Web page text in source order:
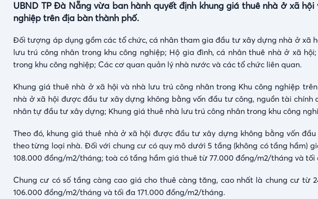
UBND TP Đà Nẵng vừa ban hành quyết định khung giá thuê nhà ở xã
nghiệp trên địa bàn thành phố.
Đối tượng áp dụng gồm các tổ chức, cá nhân tham gia đầu tư xây dựng nhà ở xã
lưu trú công nhân trong khu công nghiệp; Hộ gia đình, cá nhân thuê nhà ở xã
trong khu công nghiệp; Các cơ quan quản lý nhà nước và các tổ chức liên quan.
Khung giá thuê nhà ở xã hội và nhà lưu trú công nhân trong Khu công nghiệp
nhà ở xã hội được đầu tư xây dựng không bằng vốn đầu tư công, nguồn tài chính
nhân tự đầu tư xây dựng; Khung giá thuê nhà lưu trú công nhân trong khu công
Theo đó, khung giá thuê nhà ở xã hội được đầu tư xây dựng không bằng vốn
theo từng loại nhà. Đối với chung cư có quy mô dưới 5 tầng (không có tầng hầm)
108.000 đồng/m2/tháng; toà có tầng hầm giá thuê từ 77.000 đồng/m2/tháng và tối
Chung cư có số tầng càng cao giá cho thuê càng tăng, cao nhất là chung cư từ
106.000 đồng/m2/tháng và tối đa 171.000 đồng/m2/tháng.